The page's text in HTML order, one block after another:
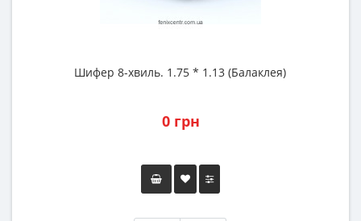
Шифер 8-хвиль. 1.75 * 1.13 (Балаклея)
0 грн